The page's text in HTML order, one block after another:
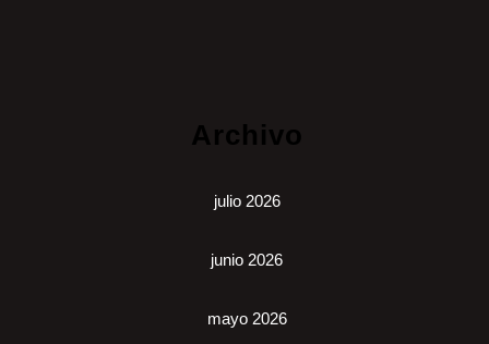
Archivo
julio 2026
junio 2026
mayo 2026